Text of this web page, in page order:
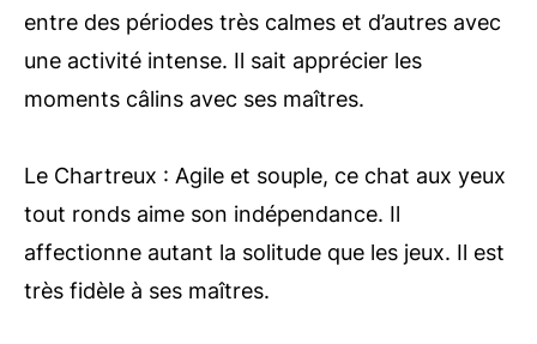
entre des périodes très calmes et d’autres avec
une activité intense. Il sait apprécier les
moments câlins avec ses maîtres.
Le Chartreux : Agile et souple, ce chat aux yeux
tout ronds aime son indépendance. Il
affectionne autant la solitude que les jeux. Il est
très fidèle à ses maîtres.